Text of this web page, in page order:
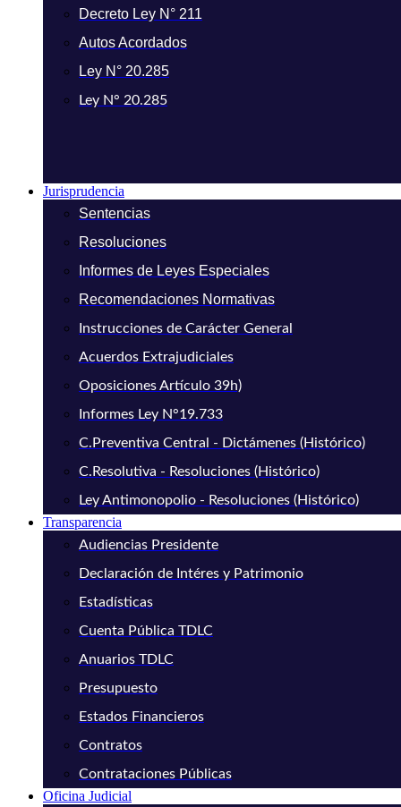
Decreto Ley N° 211
Autos Acordados
Ley N° 20.285
Ley N° 20.285
Jurisprudencia
Sentencias
Resoluciones
Informes de Leyes Especiales
Recomendaciones Normativas
Instrucciones de Carácter General
Acuerdos Extrajudiciales
Oposiciones Artículo 39h)
Informes Ley N°19.733
C.Preventiva Central - Dictámenes (Histórico)
C.Resolutiva - Resoluciones (Histórico)
Ley Antimonopolio - Resoluciones (Histórico)
Transparencia
Audiencias Presidente
Declaración de Intéres y Patrimonio
Estadísticas
Cuenta Pública TDLC
Anuarios TDLC
Presupuesto
Estados Financieros
Contratos
Contrataciones Públicas
Oficina Judicial